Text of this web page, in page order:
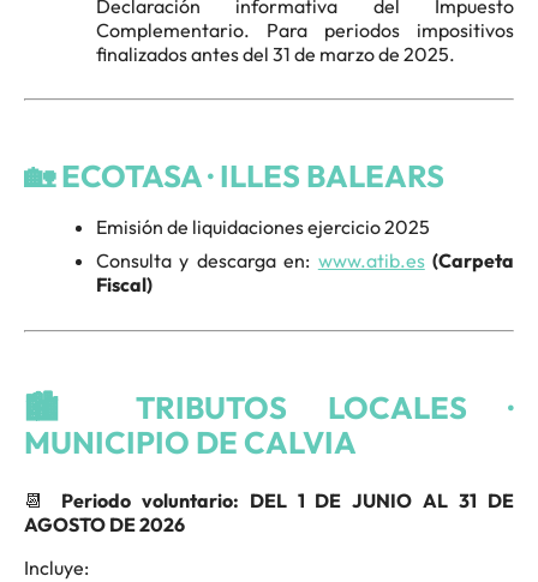
Declaración informativa del Impuesto
Complementario. Para periodos impositivos
finalizados antes del 31 de marzo de 2025.
🏡 ECOTASA · ILLES BALEARS
Emisión de liquidaciones ejercicio 2025
Consulta y descarga en: www.atib.es(Carpeta
Fiscal)
🏙️ TRIBUTOS LOCALES ·
MUNICIPIO DE CALVIA
📆 Periodo voluntario: DEL 1 DE JUNIO AL 31 DE
AGOSTO DE 2026
Incluye: